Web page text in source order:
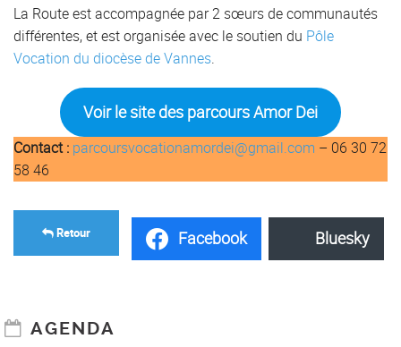
La Route est accompagnée par 2 sœurs de communautés
différentes, et est organisée avec le soutien du Pôle
Vocation du diocèse de Vannes.
Voir le site des parcours Amor Dei
Contact : parcoursvocationamordei@gmail.com – 06 30 72
58 46
Facebook Bluesky
Retour
AGENDA